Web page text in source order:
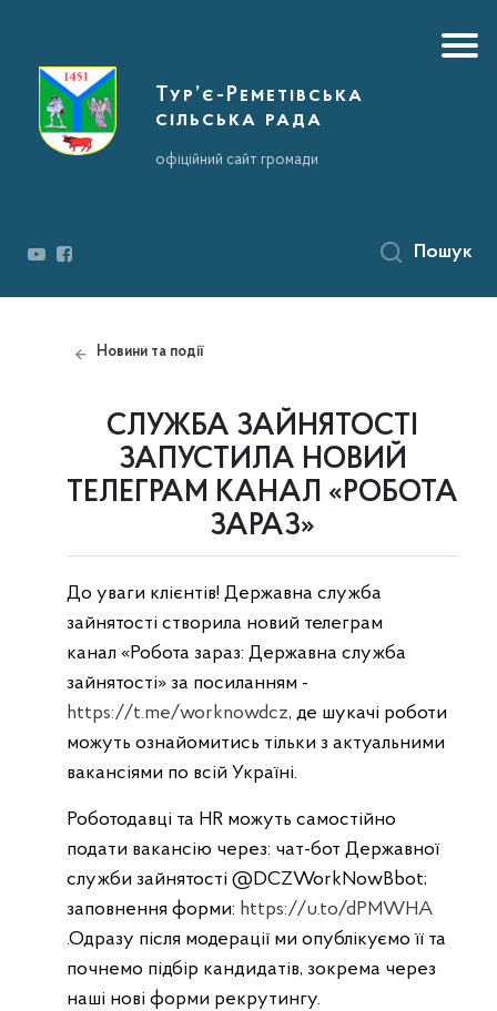
Тур’є-Реметівська
сільська рада
офіційний сайт громади
Пошук
Новини та події
СЛУЖБА ЗАЙНЯТОСТІ
ЗАПУСТИЛА НОВИЙ
ТЕЛЕГРАМ КАНАЛ «РОБОТА
ЗАРАЗ»
До уваги клієнтів! Державна служба
зайнятості створила новий телеграм
канал «Робота зараз: Державна служба
зайнятості» за посиланням -
https://t.me/worknowdcz, де шукачі роботи
можуть ознайомитись тільки з актуальними
вакансіями по всій Україні.
Роботодавці та HR можуть самостійно
подати вакансію через: чат-бот Державної
служби зайнятості @DCZWorkNowBbot;
заповнення форми: https://u.to/dPMWHA
.Одразу після модерації ми опублікуємо її та
почнемо підбір кандидатів, зокрема через
наші нові форми рекрутингу.